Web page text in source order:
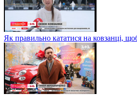
Як правильно кататися на ковзанці,